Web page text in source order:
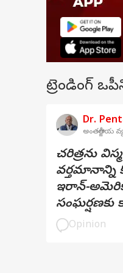
ట్రెండింగ్
Dr.
అంతర్జాతీయ
చరిత్రను
ఇరాన్-
Opinion